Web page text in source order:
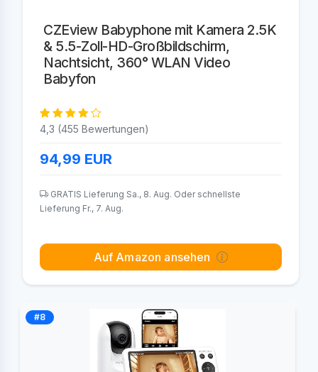
CZEview Babyphone mit Kamera 2.5K
& 5.5-Zoll-HD-Großbildschirm,
Nachtsicht, 360° WLAN Video
Babyfon
4,3 (455 Bewertungen)
94,99 EUR
GRATIS Lieferung Sa., 8. Aug. Oder schnellste
Lieferung Fr., 7. Aug.
Auf Amazon ansehen
#8